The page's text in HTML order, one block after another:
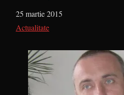
Dată
25 martie 2015
În legătură cu
Actualitate